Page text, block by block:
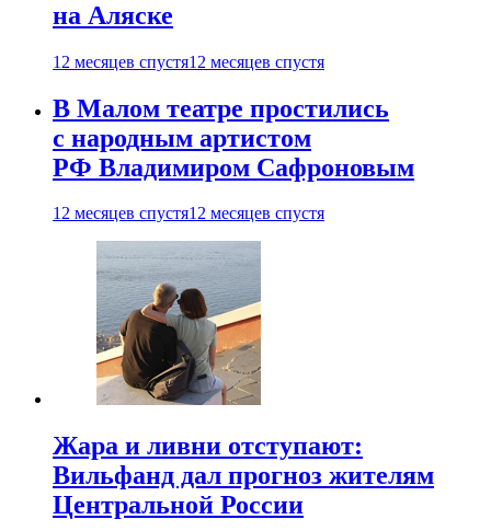
на Аляске
12 месяцев спустя12 месяцев спустя
В Малом театре простились
с народным артистом
РФ Владимиром Сафроновым
12 месяцев спустя12 месяцев спустя
Жара и ливни отступают:
Вильфанд дал прогноз жителям
Центральной России